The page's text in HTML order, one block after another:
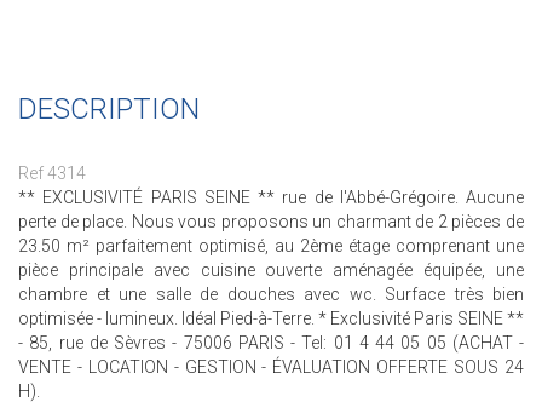
DESCRIPTION
Ref 4314
** EXCLUSIVITÉ PARIS SEINE ** rue de l'Abbé-Grégoire. Aucune
perte de place. Nous vous proposons un charmant de 2 pièces de
23.50 m² parfaitement optimisé, au 2ème étage comprenant une
pièce principale avec cuisine ouverte aménagée équipée, une
chambre et une salle de douches avec wc. Surface très bien
optimisée - lumineux. Idéal Pied-à-Terre. * Exclusivité Paris SEINE **
- 85, rue de Sèvres - 75006 PARIS - Tel: 01 4 44 05 05 (ACHAT -
VENTE - LOCATION - GESTION - ÉVALUATION OFFERTE SOUS 24
H).